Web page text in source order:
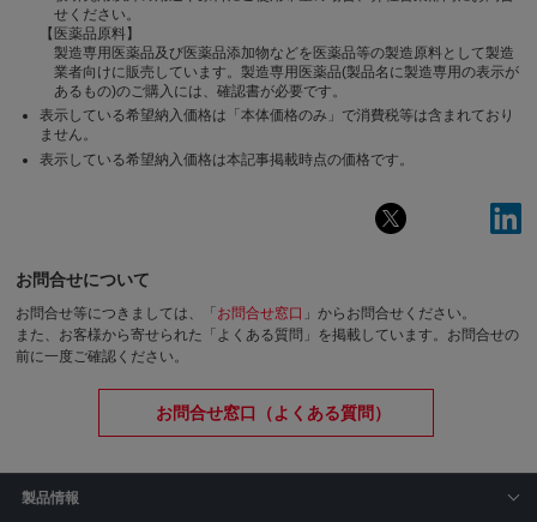
せください。
【医薬品原料】
製造専用医薬品及び医薬品添加物などを医薬品等の製造原料として製造
業者向けに販売しています。製造専用医薬品(製品名に製造専用の表示が
あるもの)のご購入には、確認書が必要です。
表示している希望納入価格は「本体価格のみ」で消費税等は含まれており
ません。
表示している希望納入価格は本記事掲載時点の価格です。
お問合せについて
お問合せ等につきましては、「 お問合せ窓口 」からお問合せください。
また、お客様から寄せられた「よくある質問」を掲載しています。お問合せの
前に一度ご確認ください。
お問合せ窓口（よくある質問）
製品情報